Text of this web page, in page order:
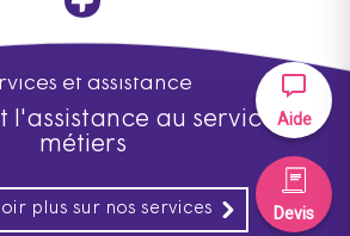
Aide
Devis
et assistance
l'assistance au service des
métiers
plus sur nos services